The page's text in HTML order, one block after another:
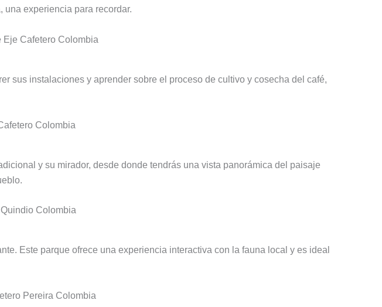
experiencia para recordar.
sus instalaciones y aprender sobre el proceso de cultivo y cosecha del café,
y su mirador, desde donde tendrás una vista panorámica del paisaje
Este parque ofrece una experiencia interactiva con la fauna local y es ideal